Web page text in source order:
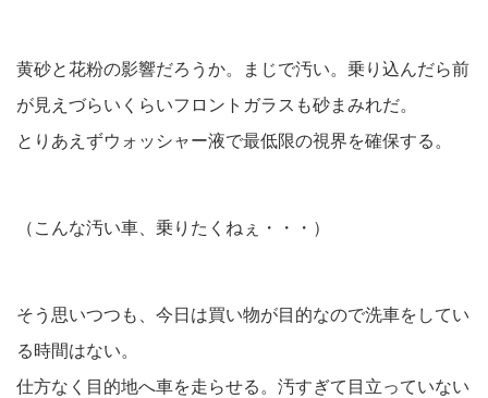
黄砂と花粉の影響だろうか。まじで汚い。乗り込んだら前
が見えづらいくらいフロントガラスも砂まみれだ。
とりあえずウォッシャー液で最低限の視界を確保する。
（こんな汚い車、乗りたくねぇ・・・）
そう思いつつも、今日は買い物が目的なので洗車をしてい
る時間はない。
仕方なく目的地へ車を走らせる。汚すぎて目立っていない